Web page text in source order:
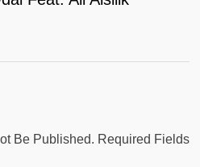
Be Published. Required Fields